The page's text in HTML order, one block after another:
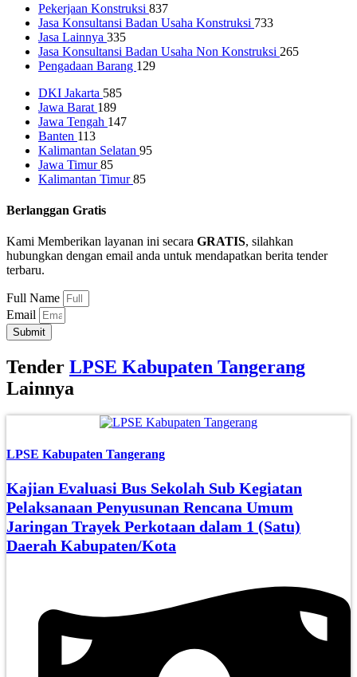
Pekerjaan Konstruksi 837
Jasa Konsultansi Badan Usaha Konstruksi 733
Jasa Lainnya 335
Jasa Konsultansi Badan Usaha Non Konstruksi 265
Pengadaan Barang 129
DKI Jakarta 585
Jawa Barat 189
Jawa Tengah 147
Banten 113
Kalimantan Selatan 95
Jawa Timur85
Kalimantan Timur85
Berlanggan Gratis
Kami Memberikan layanan ini secara GRATIS, silahkan
hubungkan dengan email anda untuk mendapatkan berita tender
terbaru.
Full Name
Email
Submit
Tender LPSE Kabupaten Tangerang
Lainnya
LPSE Kabupaten Tangerang
Kajian Evaluasi Bus Sekolah Sub Kegiatan
Pelaksanaan Penyusunan Rencana Umum
Jaringan Trayek Perkotaan dalam 1 (Satu)
Daerah Kabupaten/Kota